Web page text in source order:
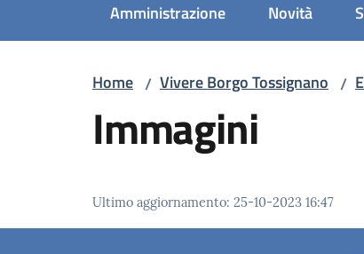
Amministrazione Novità
Home / Vivere Borgo Tossignano /
Immagini
Ultimo aggiornamento: 25-10-2023 16:47